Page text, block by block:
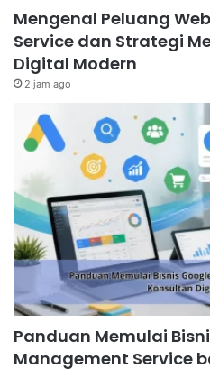
Mengenal Peluang
Service dan Strategi
Digital Modern
2 jam ago
Panduan Memulai
Management Service